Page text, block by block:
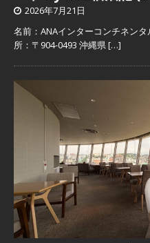
2026年7月21日
名前：ANAインターコンチネン
所：〒904-0493 沖縄県 […]